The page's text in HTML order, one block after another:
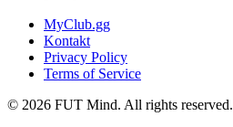
MyClub.gg
Kontakt
Privacy Policy
Terms of Service
© 2026 FUT Mind. All rights reserved.